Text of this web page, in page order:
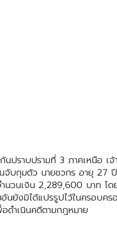
นปราบปรามที่ 3 ภาคเหนือ เ
จับกุมตัว นายชวกร อายุ 27
วนเงิน 2,289,600 บาท โดย
นยังมิได้แปรรูปไว้ในครอบคร
ำเนินคดีตามกฎหมาย